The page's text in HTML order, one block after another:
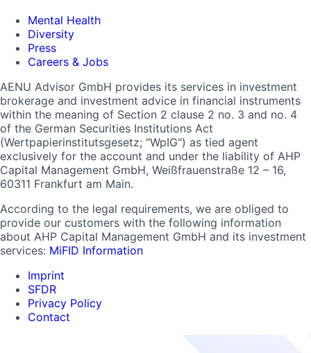
Mental Health
Diversity
Press
Careers & Jobs
AENU Advisor GmbH provides its services in investment
brokerage and investment advice in financial instruments
within the meaning of Section 2 clause 2 no. 3 and no. 4
of the German Securities Institutions Act
(Wertpapierinstitutsgesetz; "WpIG") as tied agent
exclusively for the account and under the liability of AHP
Capital Management GmbH, Weißfrauenstraße 12 – 16,
60311 Frankfurt am Main.
According to the legal requirements, we are obliged to
provide our customers with the following information
about AHP Capital Management GmbH and its investment
services: MiFID Information
Imprint
SFDR
Privacy Policy
Contact